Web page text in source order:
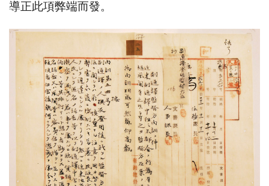
導正此項弊端而發。